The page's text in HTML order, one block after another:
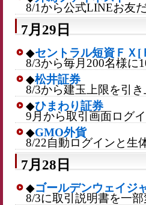
8/1から公式LINEお友
7月29日
◆セントラル短資ＦＸ[
8/3から毎月200名様に
◆松井証券
8/3から建玉上限を引
◆ひまわり証券
9月から取引画面ログ
◆GMO外貨
8/22自動ログインと生
7月28日
◆ゴールデンウェイジ
8/3に取引説明書を一部